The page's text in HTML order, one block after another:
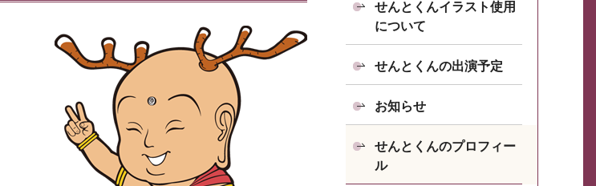
せんとくんイラスト使用
について
せんとくんの出演予定
お知らせ
せんとくんのプロフィー
ル